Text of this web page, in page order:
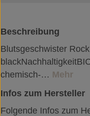
Beschreibung
Blutsgeschwister
chemisch-… Mehr
Infos zum Hersteller
Folgende Infos zum